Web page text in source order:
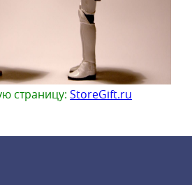
страницу: StoreGift.ru